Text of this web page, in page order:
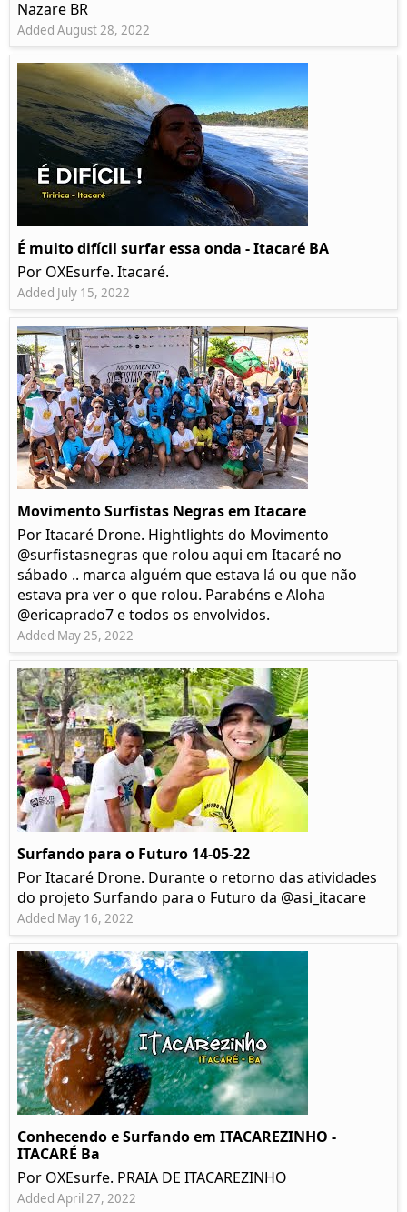
Nazare BR
Added August 28, 2022
É muito difícil surfar essa onda - Itacaré BA
Por OXEsurfe. Itacaré.
Added July 15, 2022
Movimento Surfistas Negras em Itacare
Por Itacaré Drone. Hightlights do Movimento
@surfistasnegras que rolou aqui em Itacaré no
sábado .. marca alguém que estava lá ou que não
estava pra ver o que rolou. Parabéns e Aloha
@ericaprado7 e todos os envolvidos.
Added May 25, 2022
Surfando para o Futuro 14-05-22
Por Itacaré Drone. Durante o retorno das atividades
do projeto Surfando para o Futuro da @asi_itacare
Added May 16, 2022
Conhecendo e Surfando em ITACAREZINHO -
ITACARÉ Ba
Por OXEsurfe. PRAIA DE ITACAREZINHO
Added April 27, 2022